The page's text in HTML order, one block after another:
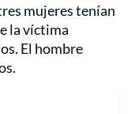
mujeres tenían
la víctima
El hombre